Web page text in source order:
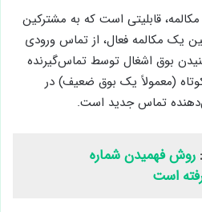
قابلیتی است که به مشترکین
یک مکالمه فعال، از تماس ورودی
بوق اشغال توسط تماس‌گیرنده
(معمولاً یک بوق ضعیف) در
تماس جدید است.
روش فهمیدن شماره
است